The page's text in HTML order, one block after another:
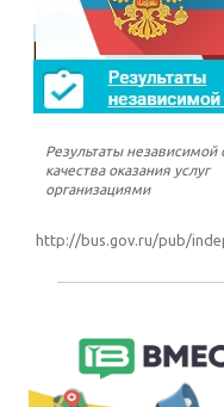
Результаты независимой
качества оказания услуг
организациями
http://bus.gov.ru/pub/